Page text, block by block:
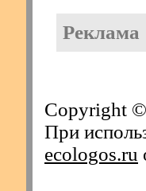
Реклама
Copyright
При
ecologos.ru